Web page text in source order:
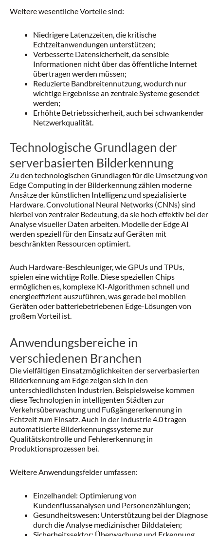
Weitere wesentliche Vorteile sind:
Niedrigere Latenzzeiten, die kritische
Echtzeitanwendungen unterstützen;
Verbesserte Datensicherheit, da sensible
Informationen nicht über das öffentliche Internet
übertragen werden müssen;
Reduzierte Bandbreitennutzung, wodurch nur
wichtige Ergebnisse an zentrale Systeme gesendet
werden;
Erhöhte Betriebssicherheit, auch bei schwankender
Netzwerkqualität.
Technologische Grundlagen der
serverbasierten Bilderkennung
Zu den technologischen Grundlagen für die Umsetzung von
Edge Computing in der Bilderkennung zählen moderne
Ansätze der künstlichen Intelligenz und spezialisierte
Hardware. Convolutional Neural Networks (CNNs) sind
hierbei von zentraler Bedeutung, da sie hoch effektiv bei der
Analyse visueller Daten arbeiten. Modelle der Edge AI
werden speziell für den Einsatz auf Geräten mit
beschränkten Ressourcen optimiert.
Auch Hardware-Beschleuniger, wie GPUs und TPUs,
spielen eine wichtige Rolle. Diese speziellen Chips
ermöglichen es, komplexe KI-Algorithmen schnell und
energieeffizient auszuführen, was gerade bei mobilen
Geräten oder batteriebetriebenen Edge-Lösungen von
großem Vorteil ist.
Anwendungsbereiche in
verschiedenen Branchen
Die vielfältigen Einsatzmöglichkeiten der serverbasierten
Bilderkennung am Edge zeigen sich in den
unterschiedlichsten Industrien. Beispielsweise kommen
diese Technologien in intelligenten Städten zur
Verkehrsüberwachung und Fußgängererkennung in
Echtzeit zum Einsatz. Auch in der Industrie 4.0 tragen
automatisierte Bilderkennungssysteme zur
Qualitätskontrolle und Fehlererkennung in
Produktionsprozessen bei.
Weitere Anwendungsfelder umfassen:
Einzelhandel: Optimierung von
Kundenflussanalysen und Personenzählungen;
Gesundheitswesen: Unterstützung bei der Diagnose
durch die Analyse medizinischer Bilddateien;